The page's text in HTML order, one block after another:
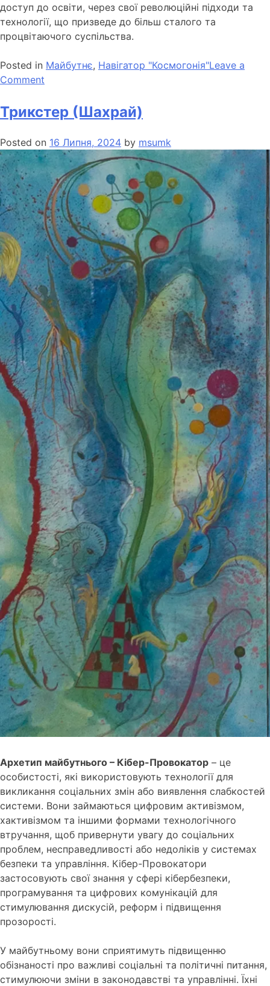
доступ до освіти, через свої революційні підходи та
технології, що призведе до більш сталого та
процвітаючого суспільства.
Posted in Майбутнє, Навігатор "Космогонія"Leave a
Comment
Трикстер (Шахрай)
Posted on 16 Липня, 2024 by msumk
Архетип майбутнього – Кібер-Провокатор – це
особистості, які використовують технології для
викликання соціальних змін або виявлення слабкостей
системи. Вони займаються цифровим активізмом,
хактивізмом та іншими формами технологічного
втручання, щоб привернути увагу до соціальних
проблем, несправедливості або недоліків у системах
безпеки та управління. Кібер-Провокатори
застосовують свої знання у сфері кібербезпеки,
програмування та цифрових комунікацій для
стимулювання дискусій, реформ і підвищення
прозорості.
У майбутньому вони сприятимуть підвищенню
обізнаності про важливі соціальні та політичні питання,
стимулюючи зміни в законодавстві та управлінні. Їхні